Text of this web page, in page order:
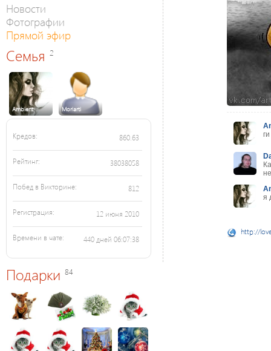
Новости
Фотографии
Прямой эфир
Семья 2
Ambient Moriarti
Кредов: 860.63
Рейтинг: 38038058
Побед в Викторине: 812
Регистрация: 12 июня 2010
Времени в чате: 440 дней 06:07:38
Подарки 84
я
http://